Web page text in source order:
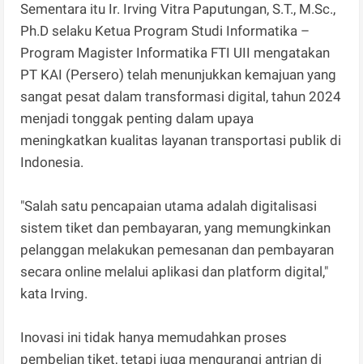
Sementara itu Ir. Irving Vitra Paputungan, S.T., M.Sc.,
Ph.D selaku Ketua Program Studi Informatika –
Program Magister Informatika FTI UII mengatakan
PT KAI (Persero) telah menunjukkan kemajuan yang
sangat pesat dalam transformasi digital, tahun 2024
menjadi tonggak penting dalam upaya
meningkatkan kualitas layanan transportasi publik di
Indonesia.
"Salah satu pencapaian utama adalah digitalisasi
sistem tiket dan pembayaran, yang memungkinkan
pelanggan melakukan pemesanan dan pembayaran
secara online melalui aplikasi dan platform digital,"
kata Irving.
Inovasi ini tidak hanya memudahkan proses
pembelian tiket, tetapi juga mengurangi antrian di